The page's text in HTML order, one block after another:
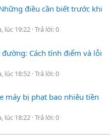
điều cần biết trước khi
lúc 19:22 Trả lời: 0
Cách tính điểm và lỗi
lúc 18:52 Trả lời: 0
máy bị phạt bao nhiêu tiền
lúc 18:22 Trả lời: 0